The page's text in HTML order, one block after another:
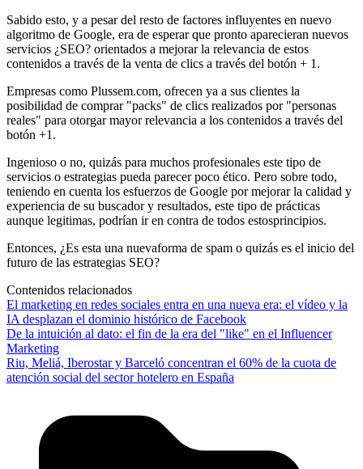
Sabido esto, y a pesar del resto de factores influyentes en nuevo
algoritmo de Google, era de esperar que pronto aparecieran nuevos
servicios ¿SEO? orientados a mejorar la relevancia de estos
contenidos a través de la venta de clics a través del botón + 1.
Empresas como Plussem.com, ofrecen ya a sus clientes la
posibilidad de comprar "packs" de clics realizados por "personas
reales" para otorgar mayor relevancia a los contenidos a través del
botón +1.
Ingenioso o no, quizás para muchos profesionales este tipo de
servicios o estrategias pueda parecer poco ético. Pero sobre todo,
teniendo en cuenta los esfuerzos de Google por mejorar la calidad y
experiencia de su buscador y resultados, este tipo de prácticas
aunque legitimas, podrían ir en contra de todos estosprincipios.
Entonces, ¿Es esta una nuevaforma de spam o quizás es el inicio del
futuro de las estrategias SEO?
Contenidos relacionados
El marketing en redes sociales entra en una nueva era: el vídeo y la
IA desplazan el dominio histórico de Facebook
De la intuición al dato: el fin de la era del "like" en el Influencer
Marketing
Riu, Meliá, Iberostar y Barceló concentran el 60% de la cuota de
atención social del sector hotelero en España